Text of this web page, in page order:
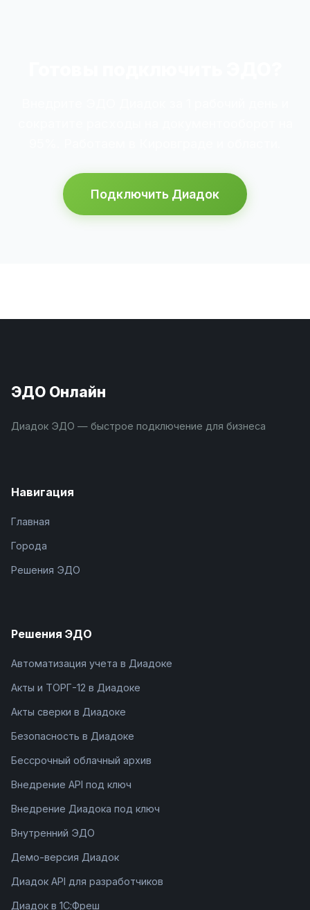
Подключить Диадок
ЭДО Онлайн
Диадок ЭДО — быстрое подключение для бизнеса
Навигация
Главная
Города
Решения ЭДО
Решения ЭДО
Автоматизация учета в Диадоке
Акты и ТОРГ-12 в Диадоке
Акты сверки в Диадоке
Безопасность в Диадоке
Бессрочный облачный архив
Внедрение API под ключ
Внедрение Диадока под ключ
Внутренний ЭДО
Демо-версия Диадок
Диадок API для разработчиков
Диадок в 1С:Фреш